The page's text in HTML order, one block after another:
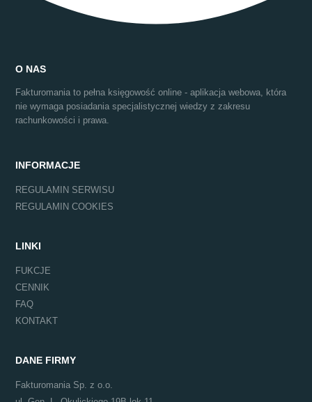
O NAS
Fakturomania to pełna księgowość online - aplikacja webowa, która
nie wymaga posiadania specjalistycznej wiedzy z zakresu
rachunkowości i prawa.
INFORMACJE
REGULAMIN SERWISU
REGULAMIN COOKIES
LINKI
FUKCJE
CENNIK
FAQ
KONTAKT
DANE FIRMY
Fakturomania Sp. z o.o.